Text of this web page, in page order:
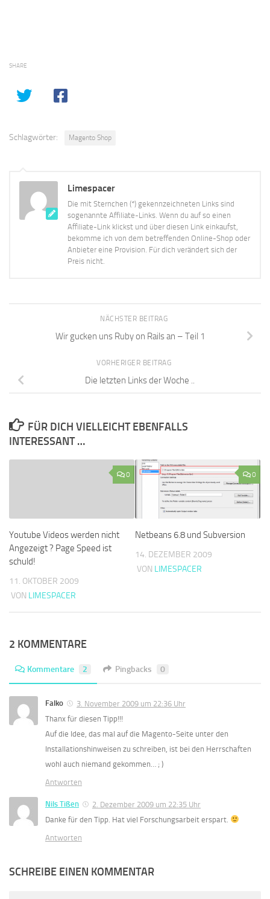
SHARE
Schlagwörter: Magento Shop
Limespacer
Die mit Sternchen (*) gekennzeichneten Links sind
sogenannte Affiliate-Links. Wenn du auf so einen
Affiliate-Link klickst und über diesen Link einkaufst,
bekomme ich von dem betreffenden Online-Shop oder
Anbieter eine Provision. Für dich verändert sich der
Preis nicht.
NÄCHSTER BEITRAG
Wir gucken uns Ruby on Rails an – Teil 1
VORHERIGER BEITRAG
Die letzten Links der Woche ..
FÜR DICH VIELLEICHT EBENFALLS
INTERESSANT …
0
Youtube Videos werden nicht
Angezeigt ? Page Speed ist
schuld!
11. OKTOBER 2009
VON LIMESPACER
0
Netbeans 6.8 und Subversion
14. DEZEMBER 2009
VON LIMESPACER
2 KOMMENTARE
Kommentare 2 Pingbacks 0
Falko
3. November 2009 um 22:36 Uhr
Thanx für diesen Tipp!!!
Auf die Idee, das mal auf die Magento-Seite unter den
Installationshinweisen zu schreiben, ist bei den Herrschaften
wohl auch niemand gekommen… ; )
Antworten
Nils Tißen
2. Dezember 2009 um 22:35 Uhr
Danke für den Tipp. Hat viel Forschungsarbeit erspart.
Antworten
SCHREIBE EINEN KOMMENTAR